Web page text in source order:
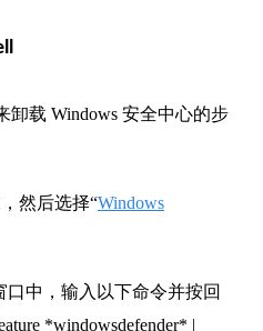
卸载 Windows 安全中心的步
然后选择“Windows
口中，输入以下命令并按回
*windowsdefender* |